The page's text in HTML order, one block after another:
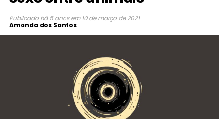
Publicado há 5 anos em 10 de março de 2021
Amanda dos Santos